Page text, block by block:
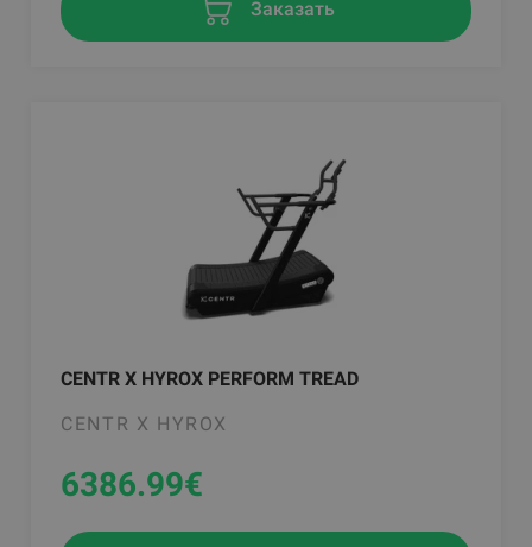
Заказать
CENTR X HYROX PERFORM TREAD
CENTR X HYROX
6386.99€